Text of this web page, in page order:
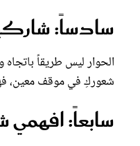
سادساً:
الحوار ليس طريقاً
شعوركِ في موقف معين،
سابعاً: